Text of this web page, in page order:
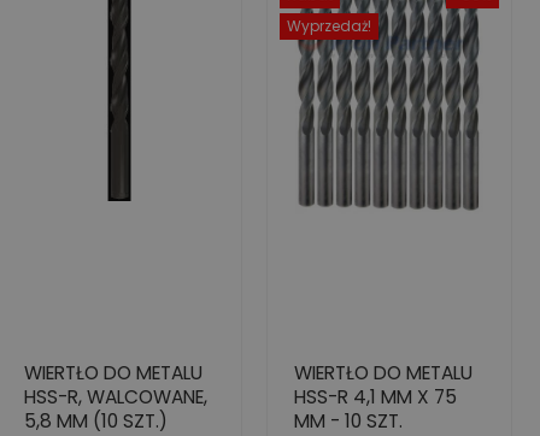
WIERTŁO DO METALU
HSS-R, WALCOWANE,
5,8 MM (10 SZT.)
Wyprzedaż!
WIERTŁO DO METALU
HSS-R 4,1 MM X 75
MM - 10 SZT.